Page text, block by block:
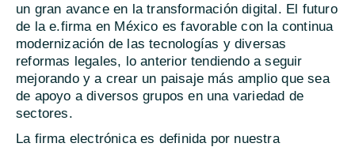
un gran avance en la transformación digital. El futuro
de la e.firma en México es favorable con la continua
modernización de las tecnologías y diversas
reformas legales, lo anterior tendiendo a seguir
mejorando y a crear un paisaje más amplio que sea
de apoyo a diversos grupos en una variedad de
sectores.
La firma electrónica es definida por nuestra